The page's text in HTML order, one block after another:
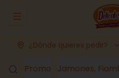
Abrir menu de navegación
¿Dónde quieres pedir?
Promo Jamones,